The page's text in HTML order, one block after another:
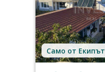
Само от Екипът